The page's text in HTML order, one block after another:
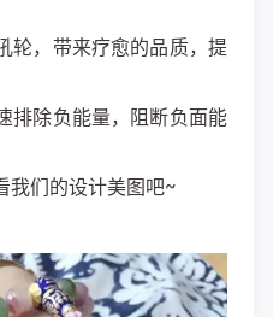
轮，带来疗愈的品质，提
排除负能量，阻断负面能
我们的设计美图吧~